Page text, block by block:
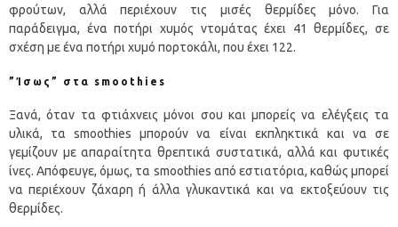
φρούτων, αλλά περιέχουν τις μισές θερμίδες μόνο. Για
παράδειγμα, ένα ποτήρι χυμός ντομάτας έχει 41 θερμίδες, σε
σχέση με ένα ποτήρι χυμό πορτοκάλι, που έχει 122.
”Ίσως” στα smoothies
Ξανά, όταν τα φτιάχνεις μόνοι σου και μπορείς να ελέγξεις τα
υλικά, τα smoothies μπορούν να είναι εκπληκτικά και να σε
γεμίζουν με απαραίτητα θρεπτικά συστατικά, αλλά και φυτικές
ίνες. Απόφευγε, όμως, τα smoothies από εστιατόρια, καθώς μπορεί
να περιέχουν ζάχαρη ή άλλα γλυκαντικά και να εκτοξεύουν τις
θερμίδες.